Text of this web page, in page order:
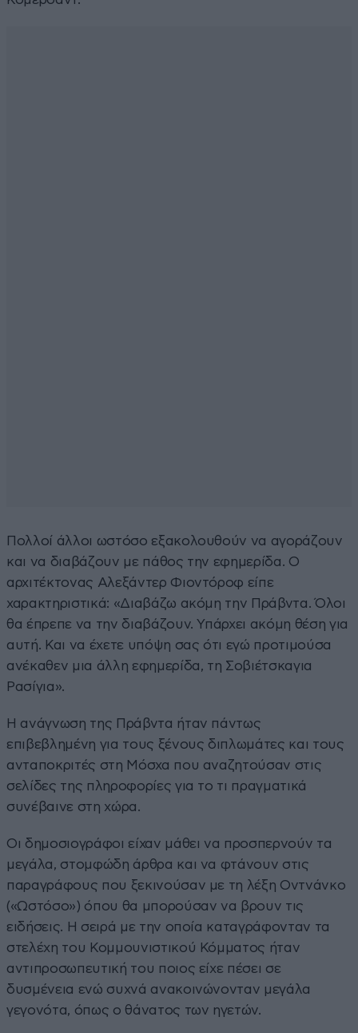
Πολλοί άλλοι ωστόσο εξακολουθούν να αγοράζουν
και να διαβάζουν με πάθος την εφημερίδα. Ο
αρχιτέκτονας Αλεξάντερ Φιοντόροφ είπε
χαρακτηριστικά: «Διαβάζω ακόμη την Πράβντα. Όλοι
θα έπρεπε να την διαβάζουν. Υπάρχει ακόμη θέση για
αυτή. Και να έχετε υπόψη σας ότι εγώ προτιμούσα
ανέκαθεν μια άλλη εφημερίδα, τη Σοβιέτσκαγια
Ρασίγια».
Η ανάγνωση της Πράβντα ήταν πάντως
επιβεβλημένη για τους ξένους διπλωμάτες και τους
ανταποκριτές στη Μόσχα που αναζητούσαν στις
σελίδες της πληροφορίες για το τι πραγματικά
συνέβαινε στη χώρα.
Οι δημοσιογράφοι είχαν μάθει να προσπερνούν τα
μεγάλα, στομφώδη άρθρα και να φτάνουν στις
παραγράφους που ξεκινούσαν με τη λέξη Οντνάνκο
(«Ωστόσο») όπου θα μπορούσαν να βρουν τις
ειδήσεις. Η σειρά με την οποία καταγράφονταν τα
στελέχη του Κομμουνιστικού Κόμματος ήταν
αντιπροσωπευτική του ποιος είχε πέσει σε
δυσμένεια ενώ συχνά ανακοινώνονταν μεγάλα
γεγονότα, όπως ο θάνατος των ηγετών.